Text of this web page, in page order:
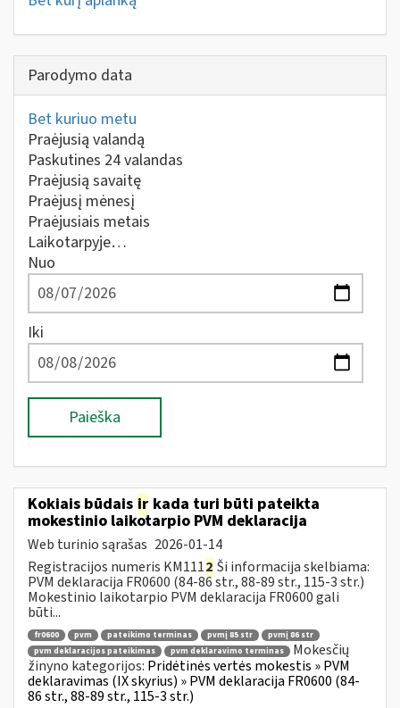
Parodymo data
Bet kuriuo metu
Praėjusią valandą
Paskutines 24 valandas
Praėjusią savaitę
Praėjusį mėnesį
Praėjusiais metais
Laikotarpyje…
Nuo
Iki
Paieška
Kokiais būdais ir kada turi būti pateikta
mokestinio laikotarpio PVM deklaracija
Web turinio sąrašas 2026-01-14
Registracijos numeris KM1112 Ši informacija skelbiama:
PVM deklaracija FR0600 (84-86 str., 88-89 str., 115-3 str.)
Mokestinio laikotarpio PVM deklaracija FR0600 gali
būti...
fr0600 pvm pateikimo terminas pvmį 85 str
pvmį 86 str
pvm deklaracijos pateikimas
pvm deklaravimo terminas
Mokesčių
žinyno kategorijos: Pridėtinės vertės mokestis » PVM
deklaravimas (IX skyrius) » PVM deklaracija FR0600 (84-
86 str., 88-89 str., 115-3 str.)